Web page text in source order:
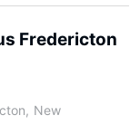
Fredericton
New